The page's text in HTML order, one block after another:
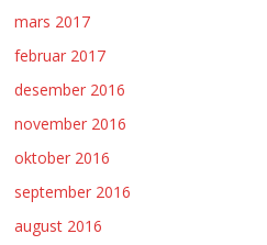
mars 2017
februar 2017
desember 2016
november 2016
oktober 2016
september 2016
august 2016